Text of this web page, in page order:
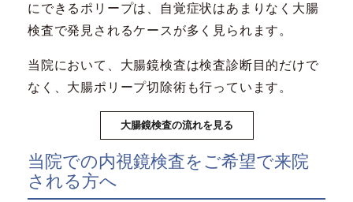
にできるポリープは、自覚症状はあまりなく大腸
検査で発見されるケースが多く見られます。
当院において、大腸鏡検査は検査診断目的だけで
なく、大腸ポリープ切除術も行っています。
大腸鏡検査の流れを見る
当院での内視鏡検査をご希望で来院
される方へ